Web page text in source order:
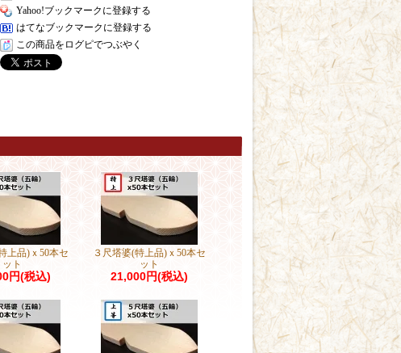
Yahoo!ブックマークに登録する
はてなブックマークに登録する
この商品をログピでつぶやく
上品)ｘ50本セ
ット
円(税込)
３尺塔婆(特上品)ｘ50本セ
ット
21,000円(税込)